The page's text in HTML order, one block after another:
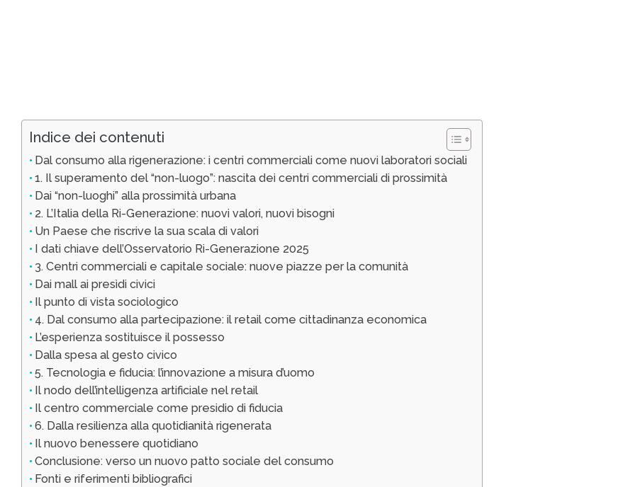
Indice dei contenuti
Dal consumo alla rigenerazione: i centri commerciali come nuovi laboratori sociali
1. Il superamento del “non-luogo”: nascita dei centri commerciali di prossimità
Dai “non-luoghi” alla prossimità urbana
2. L’Italia della Ri-Generazione: nuovi valori, nuovi bisogni
Un Paese che riscrive la sua scala di valori
I dati chiave dell’Osservatorio Ri-Generazione 2025
3. Centri commerciali e capitale sociale: nuove piazze per la comunità
Dai mall ai presìdi civici
Il punto di vista sociologico
4. Dal consumo alla partecipazione: il retail come cittadinanza economica
L’esperienza sostituisce il possesso
Dalla spesa al gesto civico
5. Tecnologia e fiducia: l’innovazione a misura d’uomo
Il nodo dell’intelligenza artificiale nel retail
Il centro commerciale come presidio di fiducia
6. Dalla resilienza alla quotidianità rigenerata
Il nuovo benessere quotidiano
Conclusione: verso un nuovo patto sociale del consumo
Fonti e riferimenti bibliografici